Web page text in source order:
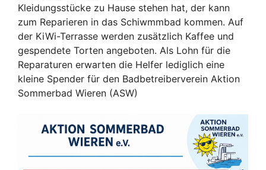
Kleidungsstücke zu Hause stehen hat, der kann
zum Reparieren in das Schiwmmbad kommen. Auf
der KiWi-Terrasse werden zusätzlich Kaffee und
gespendete Torten angeboten. Als Lohn für die
Reparaturen erwarten die Helfer lediglich eine
kleine Spender für den Badbetreiberverein Aktion
Sommerbad Wieren (ASW)